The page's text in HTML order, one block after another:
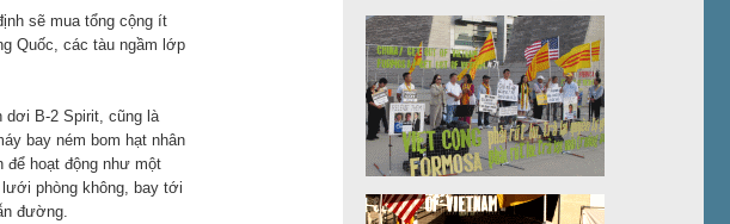
sẽ mua tổng cộng ít
Quốc, các tàu ngầm lớp
dơi B-2 Spirit, cũng là
bay ném bom hạt nhân
hoạt động như một
phòng không, bay tới
đường.